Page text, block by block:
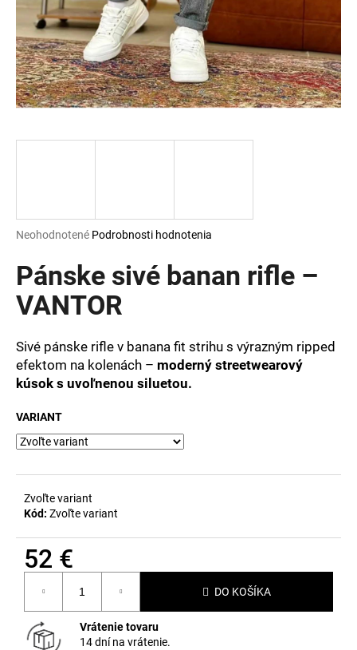
Priemerné
produktu
je
0,0
z
hviezdičiek.
Neohodnotené Podrobnosti hodnotenia
Pánske sivé banan rifle –
VANTOR
Sivé pánske rifle v banana fit strihu s výrazným ripped
efektom na kolenách – moderný streetwearový
kúsok s uvoľnenou siluetou.
VARIANT
Zvoľte variant
Kód: Zvoľte variant
52 €
cena:
DO KOŠÍKA
Vrátenie tovaru
14 dní na vrátenie.
j
s
ť
?
d
p
o
ú
č
a
e